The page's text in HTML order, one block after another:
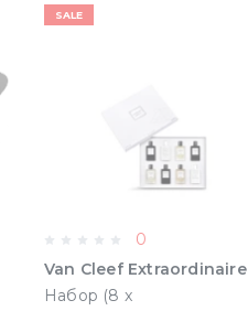
SALE
0
Van Cleef Extraordinaire
Набор (8 x